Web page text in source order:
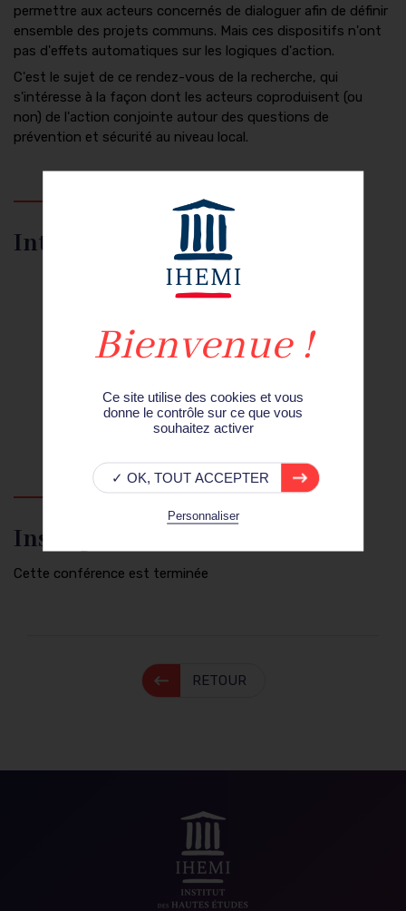
permettre aux acteurs concernés de dialoguer afin de définir
ensemble des projets communs. Mais ces dispositifs n'ont
pas d'effets automatiques sur les logiques d'action.
C'est le sujet de ce rendez-vous de la recherche, qui
s'intéresse à la façon dont les acteurs coproduisent (ou
non) de l'action conjointe autour des questions de
prévention et sécurité au niveau local.
Intervenants
Jacques de Maillard,professeur de Science
politique, Université de Versailles Saint-Quentin,
Valérie Icard,docteure en Science politique,
Angèle Abadie, directrice Sécurité prévention,
Mairie d'Aubervilliers.
Inscriptions
Cette conférence est terminée
RETOUR
Ce site utilise des cookies et vous
donne le contrôle sur ce que vous
souhaitez activer
✓ OK, TOUT ACCEPTER
Personnaliser